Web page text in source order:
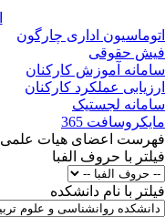
اتوماسیون اداری چارگون
فیش حقوقی
سامانه آموزش کارکنان
ارزیابی عملکرد کارکنان
سامانه لجستیک
مایکروسافت 365
فهرست اعضای هیات علمی
فیلتر با حروف الفبا
فیلتر با نام دانشکده